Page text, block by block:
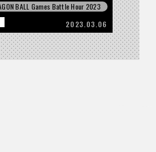
BALL Games Battle Hour 2023
2023.03.06